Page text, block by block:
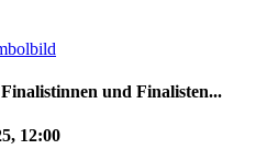
und Finalisten...
12:00